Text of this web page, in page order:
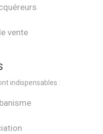
vente
indispensables :